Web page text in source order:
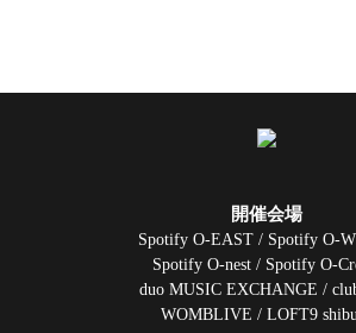
開催会場
Spotify O-EAST / Spotify O-
Spotify O-nest / Spotify O-
duo MUSIC EXCHANGE /
WOMBLIVE / LOFT9